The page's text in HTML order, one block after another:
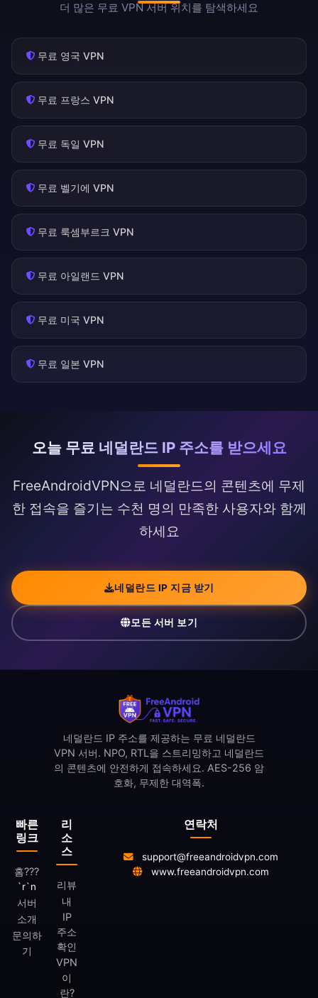
더 많은 무료 VPN 서버 위치를 탐색하세요
무료 영국 VPN
무료 프랑스 VPN
무료 독일 VPN
무료 벨기에 VPN
무료 룩셈부르크 VPN
무료 아일랜드 VPN
무료 미국 VPN
무료 일본 VPN
오늘 무료 네덜란드 IP 주소를 받으세요
FreeAndroidVPN으로 네덜란드의 콘텐츠에 무제
한 접속을 즐기는 수천 명의 만족한 사용자와 함께
하세요
네덜란드 IP 지금 받기
모든 서버 보기
빠른
링크
홈???
`r`n
서버
소개
문의하
기
리
소
스
리뷰
내
IP
주소
확인
VPN
이
란?
네덜란드 IP 주소를 제공하는 무료 네덜란드
VPN 서버. NPO, RTL을 스트리밍하고 네덜란드
의 콘텐츠에 안전하게 접속하세요. AES-256 암
호화, 무제한 대역폭.
연락처
support@freeandroidvpn.com
www.freeandroidvpn.com